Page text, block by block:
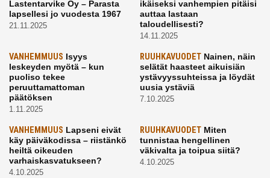
Lastentarvike Oy – Parasta
lapsellesi jo vuodesta 1967
21.11.2025
ikäiseksi vanhempien pitäisi
auttaa lastaan
taloudellisesti?
14.11.2025
VANHEMMUUS Isyys
leskeyden myötä – kun
puoliso tekee
peruuttamattoman
päätöksen
1.11.2025
RUUHKAVUODETNainen, näin
selätät haasteet aikuisiän
ystävyyssuhteissa ja löydät
uusia ystäviä
7.10.2025
VANHEMMUUS Lapseni eivät
käy päiväkodissa – riistänkö
heiltä oikeuden
varhaiskasvatukseen?
4.10.2025
RUUHKAVUODETMiten
tunnistaa hengellinen
väkivalta ja toipua siitä?
4.10.2025